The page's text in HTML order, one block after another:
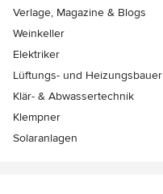
Verlage, Magazine & Blogs
Weinkeller
Elektriker
Lüftungs- und Heizungsbauer
Klär- & Abwassertechnik
Klempner
Solaranlagen